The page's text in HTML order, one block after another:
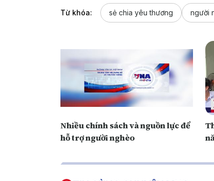
Từ khóa: sẻ chia yêu thương người
Nhiều chính sách và nguồn lực để
hỗ trợ người nghèo